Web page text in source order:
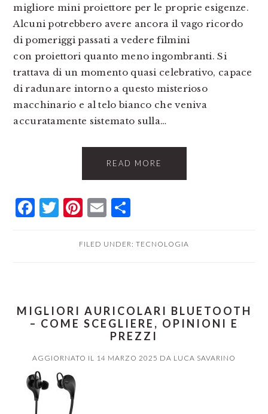
migliore mini proiettore per le proprie esigenze.
Alcuni potrebbero avere ancora il vago ricordo
di pomeriggi passati a vedere filmini
con proiettori quanto meno ingombranti. Si
trattava di un momento quasi celebrativo, capace
di radunare intorno a questo misterioso
macchinario e al telo bianco che veniva
accuratamente sistemato sulla…
READ MORE
Facebook
Twitter
Pinterest
Email
FILED UNDER: TECNOLOGIA
MIGLIORI AURICOLARI BLUETOOTH
– COME SCEGLIERE, OPINIONI E
PREZZI
AGGIORNATO IL 14 MARZO 2025 DA LUCA SAVARINO